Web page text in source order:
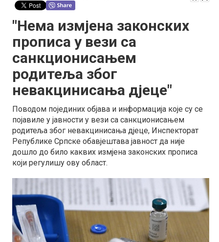
"Нема измјена законских
прописа у вези са
санкционисањем
родитеља због
невакцинисања дјеце"
Поводом појединих објава и информација које су се
појавиле у јавности у вези са санкционисањем
родитеља због невакцинисања дјеце, Инспекторат
Републике Српске обавјештава јавност да није
дошло до било каквих измјена законских прописа
који регулишу ову област.